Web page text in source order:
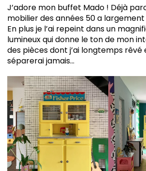
J’adore mon buffet Mado ! Déjà
mobilier des années 50 a
En plus je l’ai repeint dans un
lumineux qui donne le ton de mon
des pièces dont j’ai longtemps
séparerai jamais…